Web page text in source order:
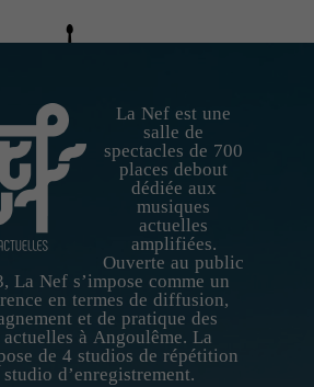
La Nef est une
salle de
spectacles de 700
places debout
dédiée aux
musiques
actuelles
amplifiées.
Ouverte au public
La Nef s’impose comme un
en termes de diffusion,
et de pratique des
actuelles à Angoulême. La
de 4 studios de répétition
d’enregistrement.
Statistiques
Afin que
nous
puissions
améliorer la
fonctionnalité
et la structure
du site Web,
en fonction
de la manière
dont le site